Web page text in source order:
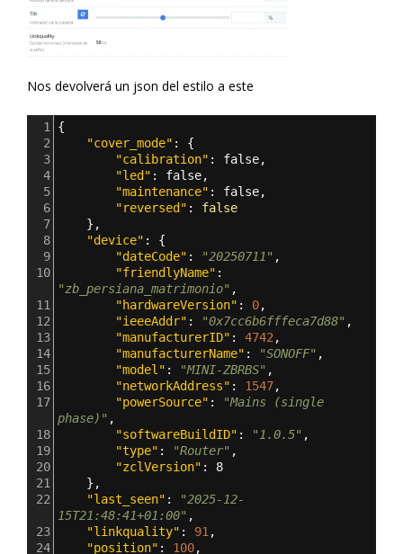
Nos devolverá un json del estilo a este
1 {
2
"cover_mode" : {
3
"calibration" : false,
4
"led" : false,
5
"maintenance" : false,
6
"reversed" : false
7
},
8
"device" : {
9
"dateCode" : "20250711" ,
10
"friendlyName"
"zb_persiana_matrimonio" ,
11
"hardwareVersion" : 0,
12
"ieeeAddr" : "0x7cc6b6fffeca7d88" ,
13
"manufacturerID" : 4742,
14
"manufacturerName" : "SONOFF" ,
15
"model" : "MINI-ZBRBS" ,
16
"networkAddress" : 1547,
17
"powerSource" :
"Mains (single
phase)" ,
18
"softwareBuildID" : "1.0.5" ,
19
"type" : "Router" ,
20
"zclVersion" : 8
21
},
22
"last_seen" :
"2025-12-
15T21:48:41+01:00" ,
23
"linkquality" : 91,
24
"position" : 100,